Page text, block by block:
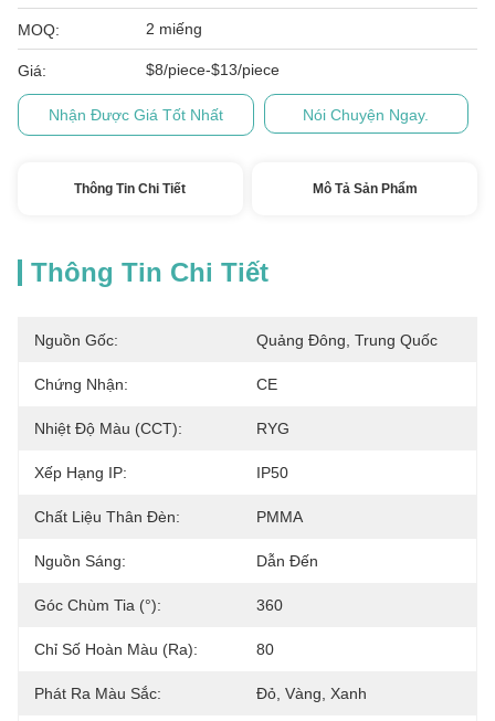
MOQ: 2 miếng
Giá: $8/piece-$13/piece
Nhận Được Giá Tốt Nhất Nói Chuyện Ngay.
Thông Tin Chi Tiết Mô Tả Sản Phẩm
Thông Tin Chi Tiết
Nguồn Gốc: Quảng Đông, Trung Quốc
Chứng Nhận: CE
Nhiệt Độ Màu (CCT): RYG
Xếp Hạng IP: IP50
Chất Liệu Thân Đèn: PMMA
Nguồn Sáng: Dẫn Đến
Góc Chùm Tia (°): 360
Chỉ Số Hoàn Màu (Ra): 80
Phát Ra Màu Sắc: Đỏ, Vàng, Xanh